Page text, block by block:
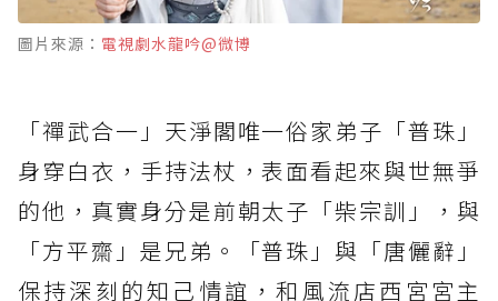
圖片來源： 電視劇水龍吟@微博
「禪武合一」天淨閣唯一俗家弟子「普珠」
身穿白衣，手持法杖，表面看起來與世無爭
的他，真實身分是前朝太子「柴宗訓」，與
「方平齋」是兄弟。「普珠」與「唐儷辭」
保持深刻的知己情誼，和風流店西宮宮主